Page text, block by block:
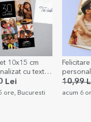
Felicitare
personalizată cu o
poză
10,99 Lei 6,59 Lei
acum 6 ore, Dolj